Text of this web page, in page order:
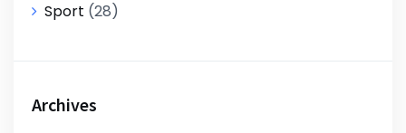
Sport (28)
Archives